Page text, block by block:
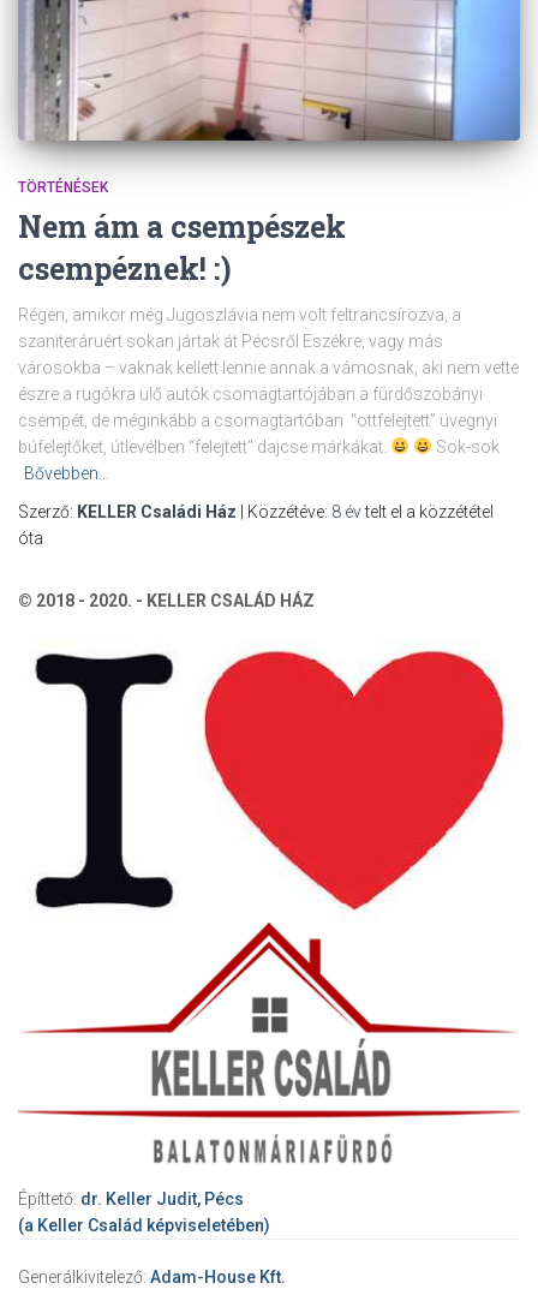
TÖRTÉNÉSEK
Nem ám a csempészek
csempéznek! :)
Régen, amikor még Jugoszlávia nem volt feltrancsírozva, a
szaniteráruért sokan jártak át Pécsről Eszékre, vagy más
városokba – vaknak kellett lennie annak a vámosnak, aki nem vette
észre a rugókra ülő autók csomagtartójában a fürdőszobányi
csempét, de méginkább a csomagtartóban “ottfelejtett” üvegnyi
búfelejtőket, útlevélben “felejtett” dajcse márkákat.
Sok-sok
Bővebben…
Szerző: KELLER Családi Ház | Közzétéve: 8 évtelt el a közzététel
óta
© 2018 - 2020. - KELLER CSALÁD HÁZ
Építtető: dr. Keller Judit, Pécs
(a Keller Család képviseletében)
Generálkivitelező: Adam-House Kft.